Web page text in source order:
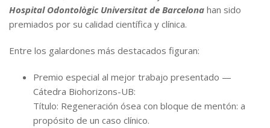
Hospital Odontològic Universitat de Barcelona han sido
premiados por su calidad científica y clínica.
Entre los galardones más destacados figuran:
Premio especial al mejor trabajo presentado —
Cátedra Biohorizons-UB:
Título: Regeneración ósea con bloque de mentón: a
propósito de un caso clínico.